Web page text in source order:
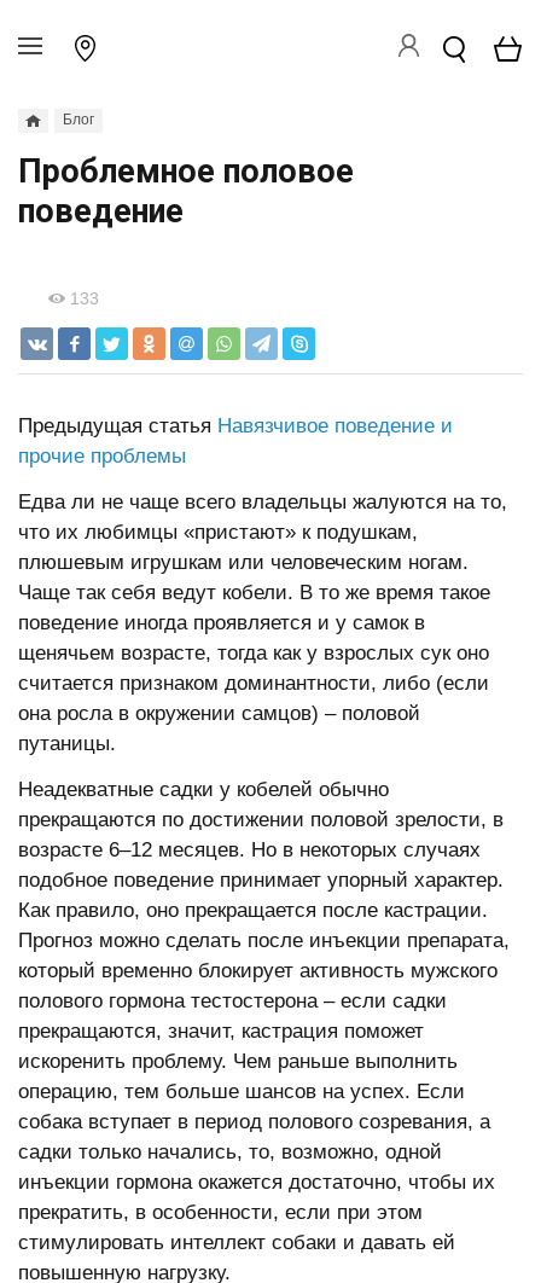
Блог
Проблемное половое
поведение
133
Предыдущая статья Навязчивое поведение и
прочие проблемы
Едва ли не чаще всего владельцы жалуются на то,
что их любимцы «пристают» к подушкам,
плюшевым игрушкам или человеческим ногам.
Чаще так себя ведут кобели. В то же время такое
поведение иногда проявляется и у самок в
щенячьем возрасте, тогда как у взрослых сук оно
считается признаком доминантности, либо (если
она росла в окружении самцов) – половой
путаницы.
Неадекватные садки у кобелей обычно
прекращаются по достижении половой зрелости, в
возрасте 6–12 месяцев. Но в некоторых случаях
подобное поведение принимает упорный характер.
Как правило, оно прекращается после кастрации.
Прогноз можно сделать после инъекции препарата,
который временно блокирует активность мужского
полового гормона тестостерона – если садки
прекращаются, значит, кастрация поможет
искоренить проблему. Чем раньше выполнить
операцию, тем больше шансов на успех. Если
собака вступает в период полового созревания, а
садки только начались, то, возможно, одной
инъекции гормона окажется достаточно, чтобы их
прекратить, в особенности, если при этом
стимулировать интеллект собаки и давать ей
повышенную нагрузку.